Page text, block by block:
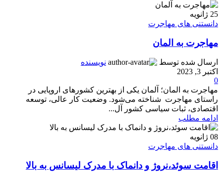
25 ژانویه
دانستنی های مهاجرت
مهاجرت به المان
ارسال شده توسط
نویسنده
اکتبر 3, 2023
0
مهاجرت به المان؛ آلمان یکی از بهترین کشورهای اروپایی در
راستای مهاجرت شناخته می‌شود. وضعیت کار عالی، توسعه
اقتصادی، ثبات سیاسی کشور آل...
ادامه مطلب
08 ژانویه
دانستنی های مهاجرت
اقامت سوئد،نروژ و دانماک با مدرک لیسانس به بالا